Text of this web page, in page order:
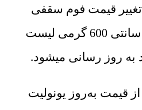
قیمت فوم سقفی
کرومیت 20 سانتی 600 گرمی لیست
به روز رسانی میشود.
قیمت به‌روز یونولیت